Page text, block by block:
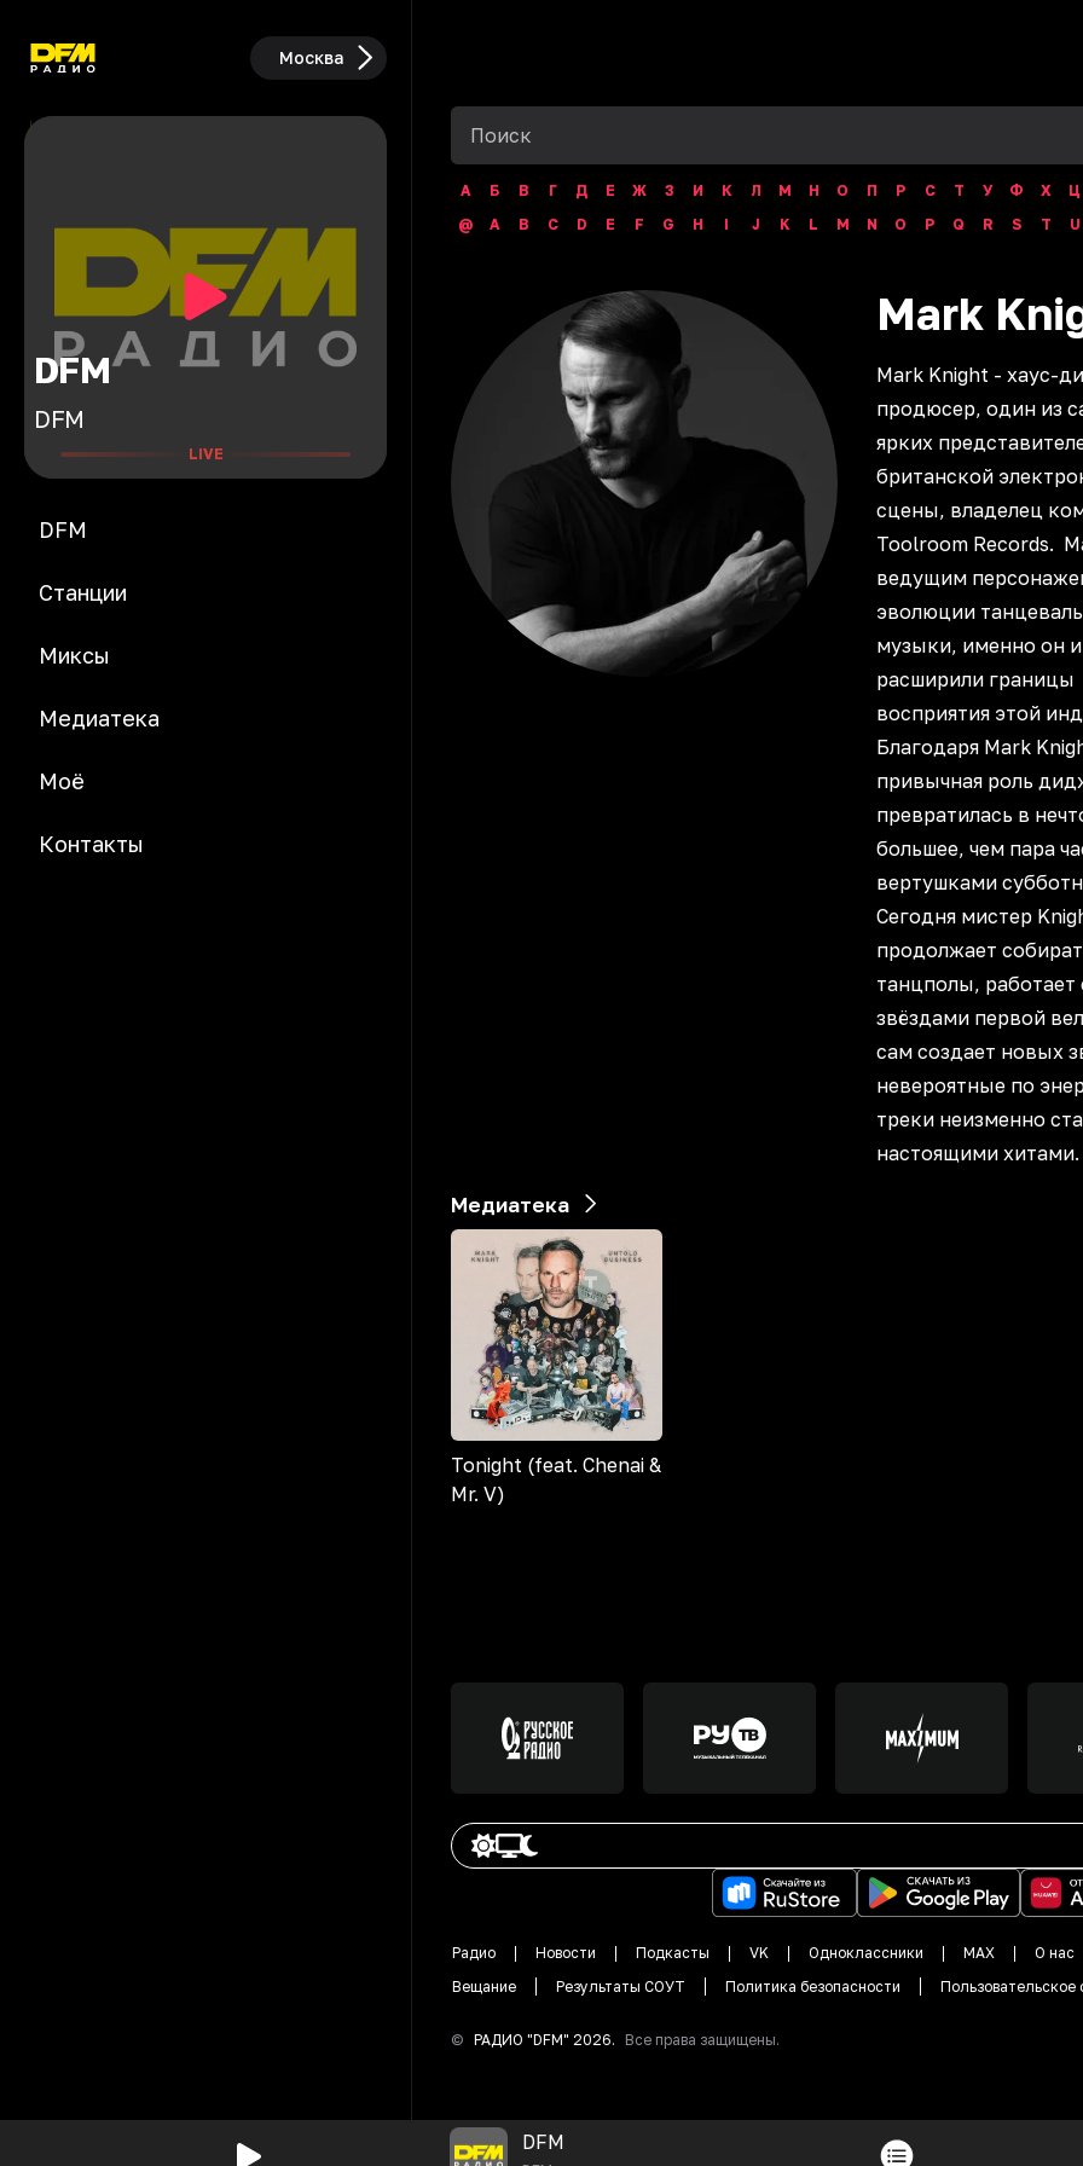
Москва
DFM
DFM
LIVE
DFM
Станции
Миксы
Медиатека
Моё
Контакты
А Б В Г Д Е Ж З И К Л М Н О П Р С Т У Ф Х Ц
@
A B C D E F G H I J K L M N O P Q R S T U
Mark
Mark Knight - хаус-
продюсер, один из
ярких
британской
сцены, владелец
Toolroom Records.
ведущим
эволюции
музыки, именно он
расширили границы
восприятия этой
Благодаря Mark
привычная роль
превратилась в
большее, чем пара
вертушками
Сегодня мистер
продолжает
танцполы, работает
звёздами первой
сам создает новых
невероятные по
треки неизменно
настоящими хитами.
Медиатека
Tonight (feat. Chenai &
Mr. V)
Радио Новости Подкасты VK Одноклассники MAX О нас
Вещание
Результаты СОУТ Политика безопасности Пользовательское
© РАДИО "DFM" 2026. Все права защищены.
DFM